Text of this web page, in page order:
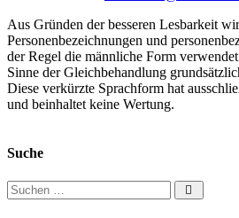
Aus Gründen der besseren Lesbarkeit
Personenbezeichnungen und
der Regel die männliche Form
Sinne der Gleichbehandlung
Diese verkürzte Sprachform hat
und beinhaltet keine Wertung.
Suche
Suchen nach: